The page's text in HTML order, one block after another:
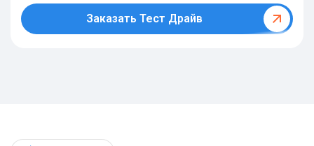
Заказать Тест Драйв